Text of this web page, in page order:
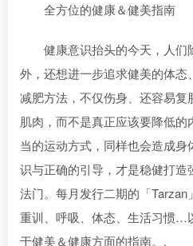
全方位的健康＆健美指南
健康意识抬头的今天，人们
外，还想进一步追求健美的体
减肥方法，不仅伤身、还容易
肌肉，而不是真正应该要降低
当的运动方式，同样也会造成
识与正确的引导，才是稳健打造
法门。每月发行二期的「Tarzan
重训、呼吸、体态、生活习惯…
于健美＆健康方面的指南。.